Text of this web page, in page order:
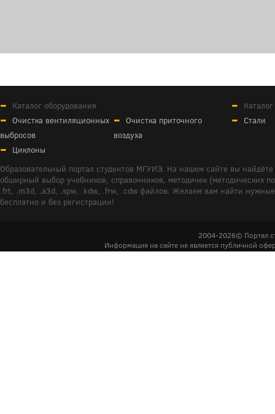
Каталог оборудования
Очистка вентиляционных
выбросов
Очистка приточного
воздуха
Циклоны
Стали
Образовательный портал студентов МГУИЭ. На нашем сайте вы
обширный выбор учебников, справочников, методичек (методических
.frt, .m3d, .a3d, .spw, .kdw, .frw, .cdw файлов. Желаем вам найти
бесплатно и без регистрации!
2004-2026© Портал
Информация на сайте не является публичной